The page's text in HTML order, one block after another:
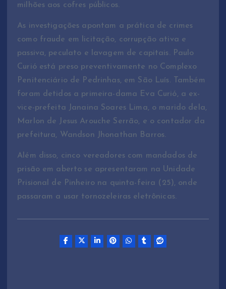
milhões aos cofres públicos.
As investigações apontam a prática de crimes
como fraude em licitação, corrupção ativa e
passiva, peculato e lavagem de capitais. Paulo
Curió está preso preventivamente no Complexo
Penitenciário de Pedrinhas, em São Luís. Também
foram detidos a primeira-dama Eva Curió, a ex-
vice-prefeita Janaina Soares Lima, o marido dela,
Marlon de Jesus Arouche Serrão, e o contador da
prefeitura, Wandson Jhonathan Barros.
Além disso, cinco vereadores com mandados de
prisão em aberto se apresentaram na Unidade
Prisional de Pinheiro na quinta-feira (25), onde
passaram a usar tornozeleiras eletrônicas.